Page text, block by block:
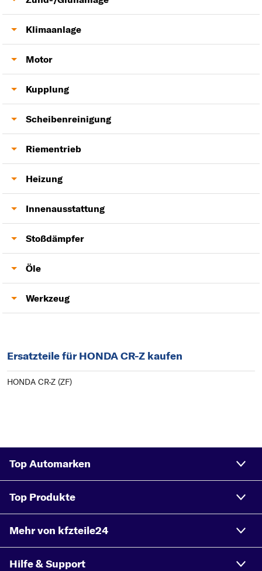
Lenkgetriebe
Luftmassenmesser
Zündkerzen
Zündspule
Klimaanlage
Klimakondensator
Klimakompressor
Motor
Zylinderkopfdichtung
Ventildeckeldichtung
Kupplung
Kupplung
Scheibenreinigung
Scheibenwischer
Riementrieb
Keilrippenriemen
Heizung
Gebläsemotor
Innenausstattung
Heckklappendämpfer
Stoßdämpfer
Domlager
Öle
Motoröl
Werkzeug
Ersatzteile für HONDA CR-Z kaufen
HONDA CR-Z (ZF)
Top Automarken
Top Produkte
Mehr von kfzteile24
Hilfe & Support